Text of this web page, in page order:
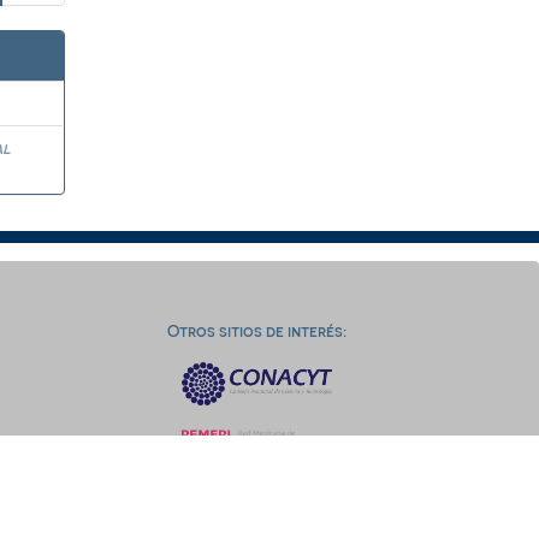
Otros sitios de interés: